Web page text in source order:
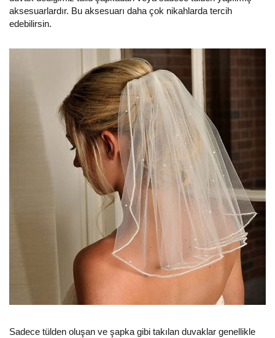
aksesuarlardır. Bu aksesuarı daha çok nikahlarda tercih
edebilirsin.
Sadece tülden oluşan ve şapka gibi takılan duvaklar genellikle